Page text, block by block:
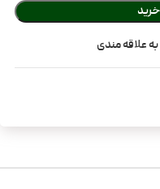
علاقه مندی